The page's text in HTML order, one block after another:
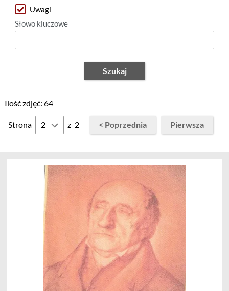
Uwagi
Słowo kluczowe
Szukaj
Ilość zdjęć: 64
Strona z 2 < Poprzednia Pierwsza